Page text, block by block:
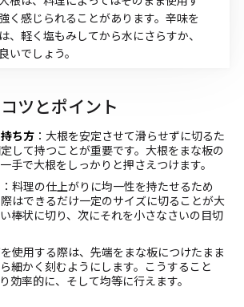
く感じられることがあります。辛味を
、軽く塩もみしてから水にさらすか、
いでしょう。
ツとポイント
ち方：大根を安定させて滑らせずに切るた
して持つことが重要です。大根をまな板の
手で大根をしっかりと押さえつけます。
：料理の仕上がりに均一性を持たせるため
はできるだけ一定のサイズに切ることが大
棒状に切り、次にそれを小さなさいの目切
使用する際は、先端をまな板につけたまま
細かく刻むようにします。こうすること
効率的に、そして均等に行えます。